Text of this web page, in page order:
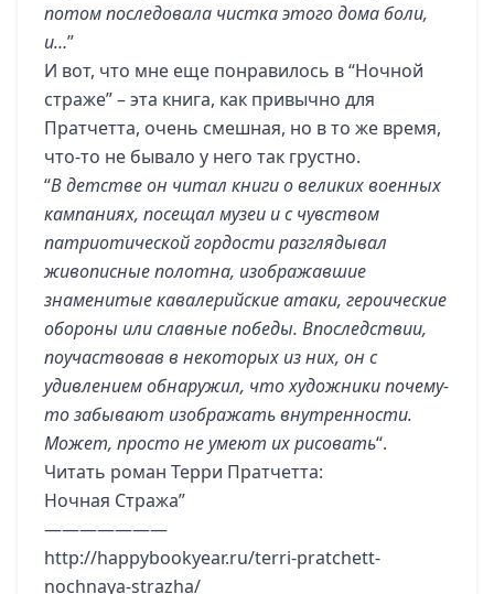
потом последовала чистка этого дома боли,
и…”
И вот, что мне еще понравилось в “Ночной
страже” – эта книга, как привычно для
Пратчетта, очень смешная, но в то же время,
что-то не бывало у него так грустно.
“В детстве он читал книги о великих военных
кампаниях, посещал музеи и с чувством
патриотической гордости разглядывал
живописные полотна, изображавшие
знаменитые кавалерийские атаки, героические
обороны или славные победы. Впоследствии,
поучаствовав в некоторых из них, он с
удивлением обнаружил, что художники почему-
то забывают изображать внутренности.
Может, просто не умеют их рисовать“.
Читать роман Терри Пратчетта:
Ночная Стража”
———————
http://happybookyear.ru/terri-pratchett-
nochnaya-strazha/